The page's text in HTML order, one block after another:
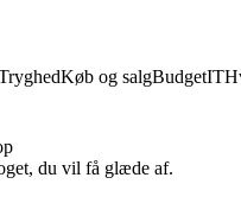
Køb og salgBudgetIT
du vil få glæde af.